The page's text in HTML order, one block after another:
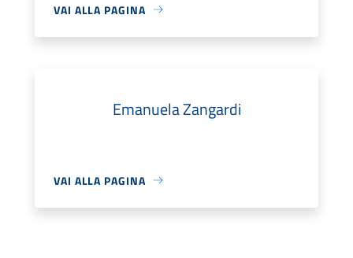
VAI ALLA PAGINA
Emanuela Zangardi
VAI ALLA PAGINA